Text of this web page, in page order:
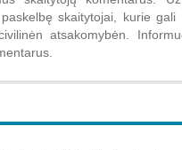
skaitytojai, kurie gali
atsakomybėn.